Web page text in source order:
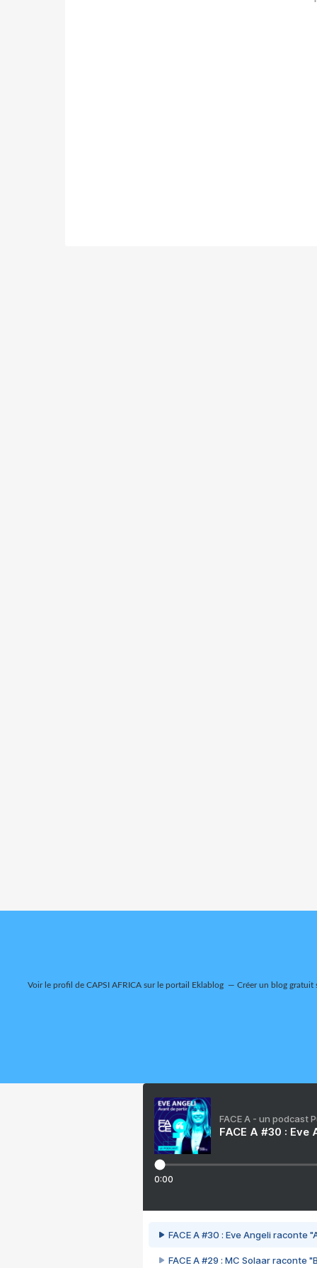
Voir le profil de CAPSI AFRICAsur le portail Eklablog Créer un blog gratuit
FACE A - un podcast
FACE A #30 :
0:00
FACE A #30 : Eve Angeli raconte
FACE A #29 : MC Solaar raconte